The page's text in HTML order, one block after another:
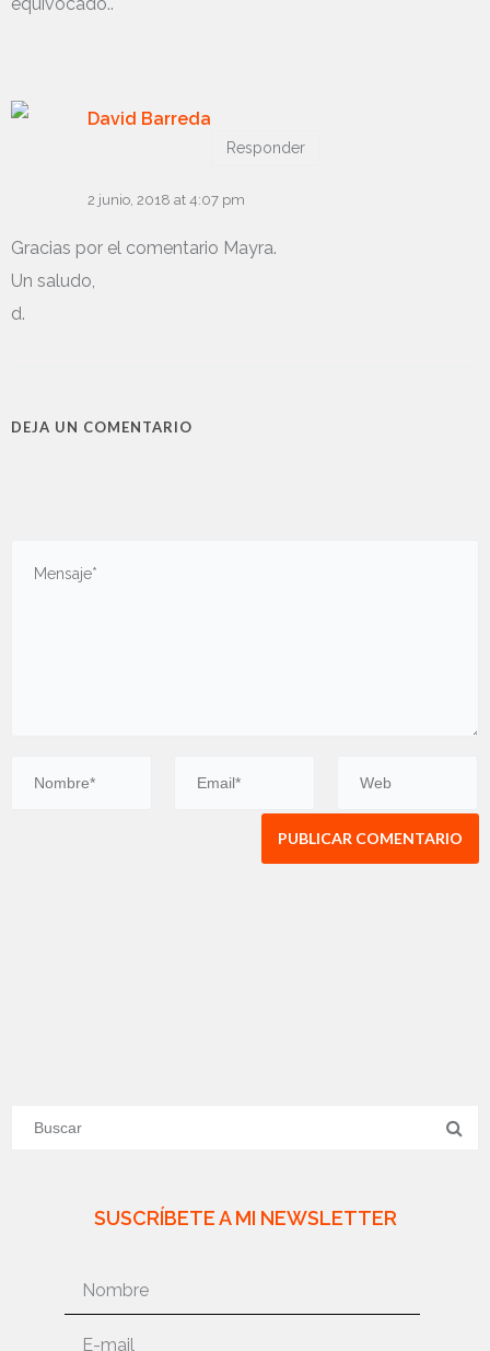
David Barreda
Responder
2 junio, 2018 at 4:07 pm
Gracias por el comentario Mayra.
Un saludo,
d.
DEJA UN COMENTARIO
SUSCRÍBETE A MI NEWSLETTER